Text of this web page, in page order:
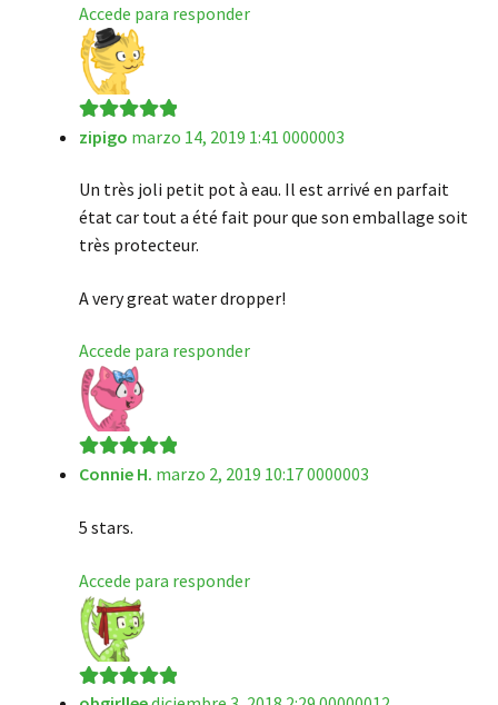
Accede para responder
Valorado en5
zipigo marzo 14, 2019 1:41 0000003
Un très joli petit pot à eau. Il est arrivé en parfait
état car tout a été fait pour que son emballage soit
très protecteur.
A very great water dropper!
Accede para responder
Valorado en5
Connie H. marzo 2, 2019 10:17 0000003
5 stars.
Accede para responder
Valorado en5